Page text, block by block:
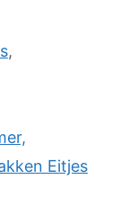
,
Eitjes